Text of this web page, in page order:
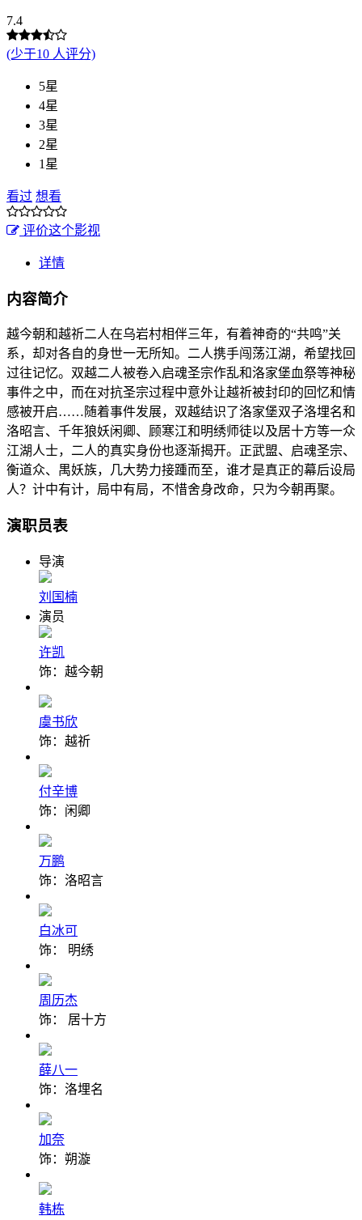
7.4
(少于10 人评分)
5星
4星
3星
2星
1星
看过 想看
评价这个影视
详情
内容简介
越今朝和越祈二人在乌岩村相伴三年，有着神奇的“共鸣”关
系，却对各自的身世一无所知。二人携手闯荡江湖，希望找回
过往记忆。双越二人被卷入启魂圣宗作乱和洛家堡血祭等神秘
事件之中，而在对抗圣宗过程中意外让越祈被封印的回忆和情
感被开启……随着事件发展，双越结识了洛家堡双子洛埋名和
洛昭言、千年狼妖闲卿、顾寒江和明绣师徒以及居十方等一众
江湖人士，二人的真实身份也逐渐揭开。正武盟、启魂圣宗、
衡道众、禺妖族，几大势力接踵而至，谁才是真正的幕后设局
人？计中有计，局中有局，不惜舍身改命，只为今朝再聚。
演职员表
导演
刘国楠
演员
许凯
饰：越今朝
虞书欣
饰：越祈
付辛博
饰：闲卿
万鹏
饰：洛昭言
白冰可
饰： 明绣
周历杰
饰： 居十方
薛八一
饰：洛埋名
加奈
饰：朔漩
韩栋